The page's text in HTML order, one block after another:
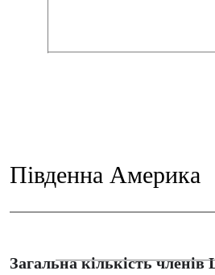
Південна Америка
Загальна кількість